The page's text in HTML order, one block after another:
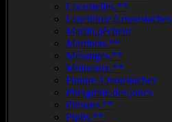
Locustelles.**
Lusciniole.à.moustaches
Martin.pêcheur
Martinets.**
Mésanges.**
Moineaux.**
Panure.à.moustaches
Phragmite.des.joncs
Pinsons **
Pipits.**